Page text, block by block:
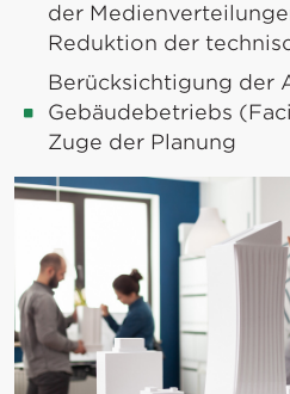
der
Reduktion der
Berücksichtigung der
Gebäudebetriebs
Zuge der Planung